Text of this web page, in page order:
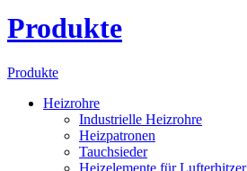
Produkte
Produkte
Heizrohre
Industrielle Heizrohre
Heizpatronen
Tauchsieder
Heizelemente für Lufterhitzer